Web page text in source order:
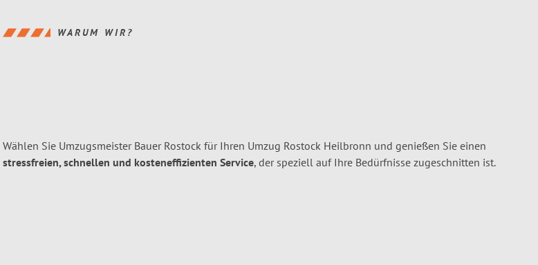
WARUM WIR?
Wählen Sie Umzugsmeister Bauer Rostock für Ihren Umzug Rostock Heilbronn und genießen Sie einen
stressfreien, schnellen und kosteneffizienten Service, der speziell auf Ihre Bedürfnisse zugeschnitten ist.